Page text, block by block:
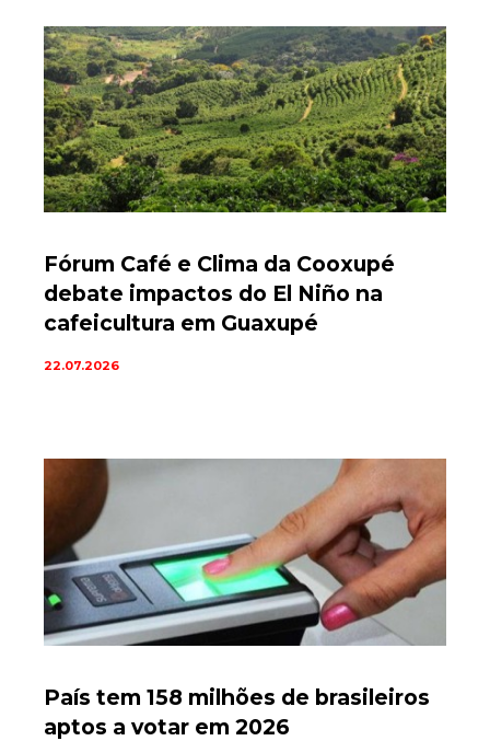
Fórum Café e Clima da Cooxupé
debate impactos do El Niño na
cafeicultura em Guaxupé
22.07.2026
País tem 158 milhões de brasileiros
aptos a votar em 2026